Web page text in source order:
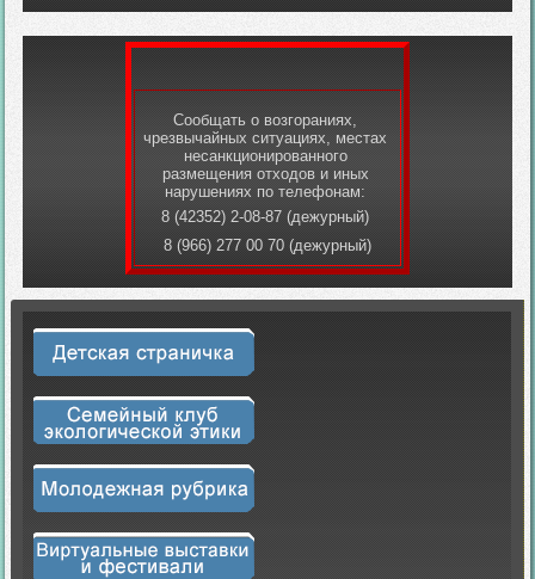
Сообщать о возгораниях,
чрезвычайных ситуациях, местах
несанкционированного
размещения отходов и иных
нарушениях по телефонам:
8 (42352) 2-08-87 (дежурный)
8 (966) 277 00 70 (дежурный)